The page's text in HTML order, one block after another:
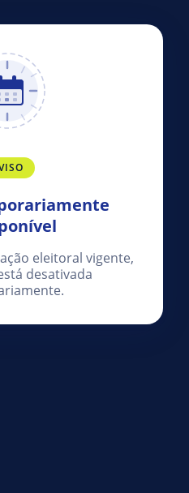
eleitoral vigente,
desativada